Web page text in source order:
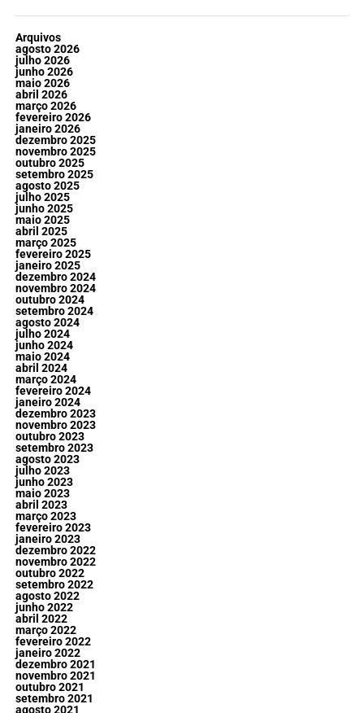
Arquivos
agosto 2026
julho 2026
junho 2026
maio 2026
abril 2026
março 2026
fevereiro 2026
janeiro 2026
dezembro 2025
novembro 2025
outubro 2025
setembro 2025
agosto 2025
julho 2025
junho 2025
maio 2025
abril 2025
março 2025
fevereiro 2025
janeiro 2025
dezembro 2024
novembro 2024
outubro 2024
setembro 2024
agosto 2024
julho 2024
junho 2024
maio 2024
abril 2024
março 2024
fevereiro 2024
janeiro 2024
dezembro 2023
novembro 2023
outubro 2023
setembro 2023
agosto 2023
julho 2023
junho 2023
maio 2023
abril 2023
março 2023
fevereiro 2023
janeiro 2023
dezembro 2022
novembro 2022
outubro 2022
setembro 2022
agosto 2022
junho 2022
abril 2022
março 2022
fevereiro 2022
janeiro 2022
dezembro 2021
novembro 2021
outubro 2021
setembro 2021
agosto 2021